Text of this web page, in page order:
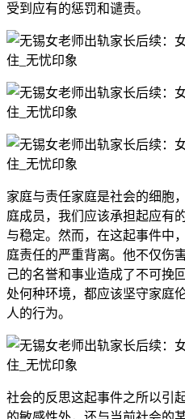
受到应有的惩罚和谴责。
家庭与责任家庭是社会的细胞
庭成员，我们应该承担起应有
与稳定。然而，在这起事件中
庭责任的严重背离。他不仅伤
己的名誉和事业造成了不可挽
处何种环境，都应该坚守家庭
人的行为。
社会的反思这起事件之所以引